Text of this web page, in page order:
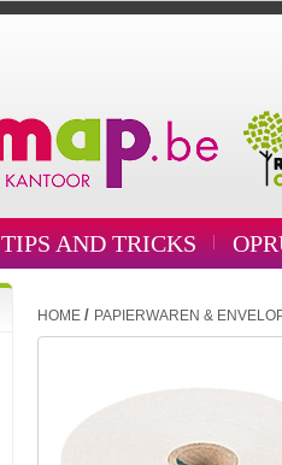
TIPS AND TRICKS
HOME / PAPIERWAREN &